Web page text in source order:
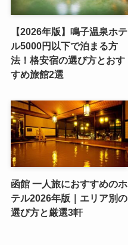
【2026年版】鳴子温泉ホテ
ル5000円以下で泊まる方
法！格安宿の選び方とおす
すめ旅館2選
函館 一人旅におすすめのホ
テル2026年版｜エリア別の
選び方と厳選3軒